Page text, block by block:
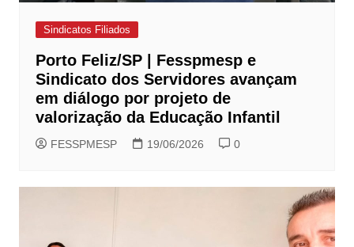
Sindicatos Filiados
Porto Feliz/SP | Fesspmesp e
Sindicato dos Servidores avançam
em diálogo por projeto de
valorização da Educação Infantil
FESSPMESP 19/06/2026 0